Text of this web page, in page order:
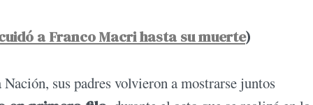
a Franco Macri hasta su muerte)
sus padres volvieron a mostrarse juntos